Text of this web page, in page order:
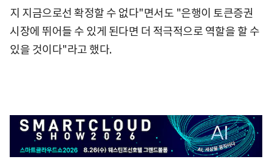
지 지금으로선 확정할 수 없다"면서도 "은행이 토큰증권
시장에 뛰어들 수 있게 된다면 더 적극적으로 역할을 할 수
있을 것이다"라고 했다.